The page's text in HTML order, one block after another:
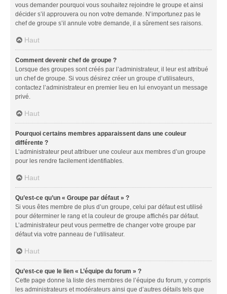
vous demander pourquoi vous souhaitez rejoindre le groupe et ainsi
décider s’il approuvera ou non votre demande. N’importunez pas le
chef de groupe s’il annule votre demande, il a sûrement ses raisons.
Haut
Comment devenir chef de groupe ?
Lorsque des groupes sont créés par l’administrateur, il leur est attribué
un chef de groupe. Si vous désirez créer un groupe d’utilisateurs,
contactez l’administrateur en premier lieu en lui envoyant un message
privé.
Haut
Pourquoi certains membres apparaissent dans une couleur
différente ?
L’administrateur peut attribuer une couleur aux membres d’un groupe
pour les rendre facilement identifiables.
Haut
Qu’est-ce qu’un « Groupe par défaut » ?
Si vous êtes membre de plus d’un groupe, celui par défaut est utilisé
pour déterminer le rang et la couleur de groupe affichés par défaut.
L’administrateur peut vous permettre de changer votre groupe par
défaut via votre panneau de l’utilisateur.
Haut
Qu’est-ce que le lien « L’équipe du forum » ?
Cette page donne la liste des membres de l’équipe du forum, y compris
les administrateurs et modérateurs ainsi que d’autres détails tels que